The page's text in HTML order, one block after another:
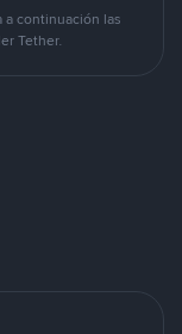
a continuación las
Tether.